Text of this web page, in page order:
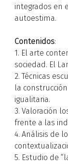
integrados en
autoestima.
Contenidos:
1. El arte
sociedad. El
2. Técnicas
la
igualitaria.
3. Valoración
frente a las
4. Análisis de
5. Estudio de